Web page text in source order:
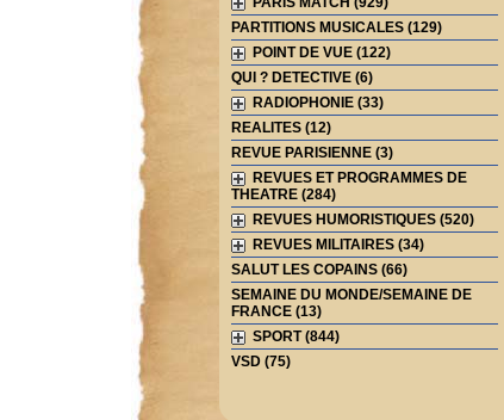
PARTITIONS MUSICALES (129)
POINT DE VUE (122)
QUI ? DETECTIVE (6)
RADIOPHONIE (33)
REALITES (12)
REVUE PARISIENNE (3)
REVUES ET PROGRAMMES DE
THEATRE (284)
REVUES HUMORISTIQUES (520)
REVUES MILITAIRES (34)
SALUT LES COPAINS (66)
SEMAINE DU MONDE/SEMAINE DE
FRANCE (13)
SPORT (844)
VSD (75)